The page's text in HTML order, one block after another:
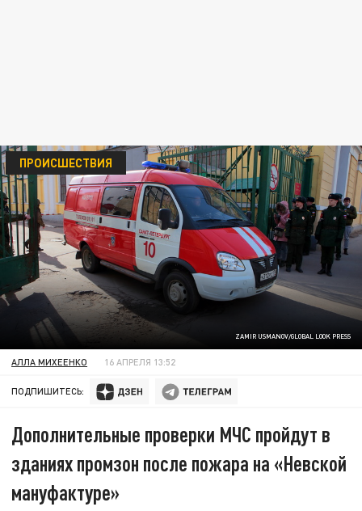
ZAMIR USMANOV/GLOBAL LOOK PRESS
ПРОИСШЕСТВИЯ
АЛЛА МИХЕЕНКО 16 АПРЕЛЯ 13:52
ПОДПИШИТЕСЬ:
Дополнительные проверки МЧС пройдут в
зданиях промзон после пожара на «Невской
мануфактуре»